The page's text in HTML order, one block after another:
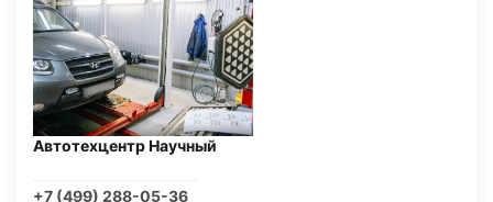
Автотехцентр Научный
+7 (499) 288-05-36